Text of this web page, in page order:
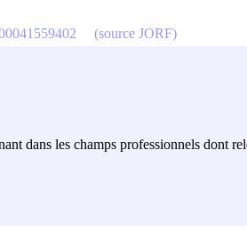
dans les champs professionnels dont
(source JORF)